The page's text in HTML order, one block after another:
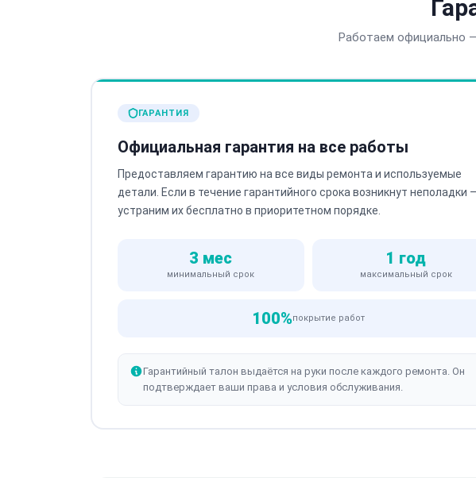
Работаем официально
ГАРАНТИЯ
Официальная гарантия на все работы
Предоставляем гарантию на все виды ремонта и используемые
детали. Если в течение гарантийного срока возникнут неполадки
устраним их бесплатно в приоритетном порядке.
3 мес
минимальный срок
1 год
максимальный срок
100%покрытие работ
Гарантийный талон выдаётся на руки после каждого ремонта. Он
подтверждает ваши права и условия обслуживания.